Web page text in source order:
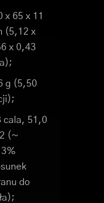
x 65 x 11
(5,12 x
x 0,43
g (5,50
cala, 51,0
(~
do